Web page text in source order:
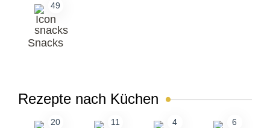
49
Snacks
Rezepte nach Küchen
20 11 4 6